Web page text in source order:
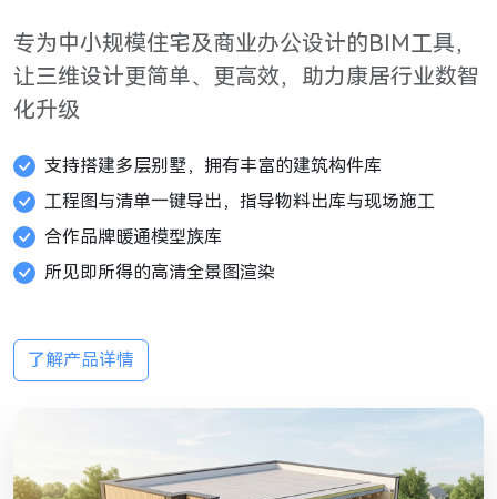
专为中小规模住宅及商业办公设计的BIM工具，
让三维设计更简单、更高效，助力康居行业数智
化升级
支持搭建多层别墅，拥有丰富的建筑构件库
工程图与清单一键导出，指导物料出库与现场施工
合作品牌暖通模型族库
所见即所得的高清全景图渲染
了解产品详情